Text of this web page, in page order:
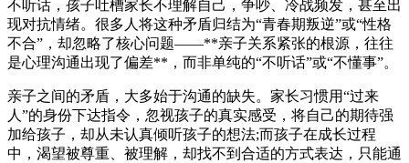
不听话，孩子吐槽家长不理解自己，争吵、冷战频发，甚至出
现对抗情绪。很多人将这种矛盾归结为“青春期叛逆”或“性格
不合”，却忽略了核心问题——**亲子关系紧张的根源，往往
是心理沟通出现了偏差**，而非单纯的“不听话”或“不懂事”。
亲子之间的矛盾，大多始于沟通的缺失。家长习惯用“过来
人”的身份下达指令，忽视孩子的真实感受，将自己的期待强
加给孩子，却从未认真倾听孩子的想法;而孩子在成长过程
中，渴望被尊重、被理解，却找不到合适的方式表达，只能通